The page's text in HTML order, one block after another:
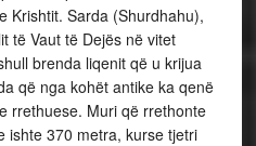
Krishtit. Sarda (Shurdhahu),
të Vaut të Dejës në vitet
brenda liqenit që u krijua
që nga kohët antike ka qenë
rrethuese. Muri që rrethonte
ishte 370 metra, kurse tjetri